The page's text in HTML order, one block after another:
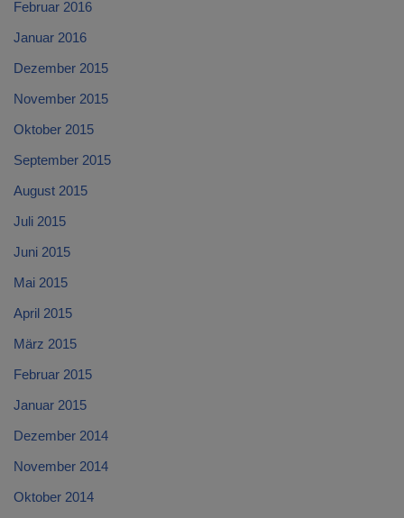
Februar 2016
Januar 2016
Dezember 2015
November 2015
Oktober 2015
September 2015
August 2015
Juli 2015
Juni 2015
Mai 2015
April 2015
März 2015
Februar 2015
Januar 2015
Dezember 2014
November 2014
Oktober 2014